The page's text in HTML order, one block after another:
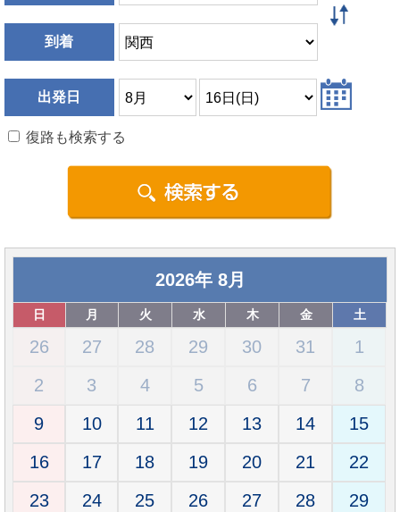
到着
出発日
復路も検索する
2026年 8月
日 月 火 水 木 金 土
26 27 28 29 30 31
1
2
3 4 5 6 7
8
9
10 11 12 13 14
15
16
17 18 19 20 21
22
23
24 25 26 27 28
29